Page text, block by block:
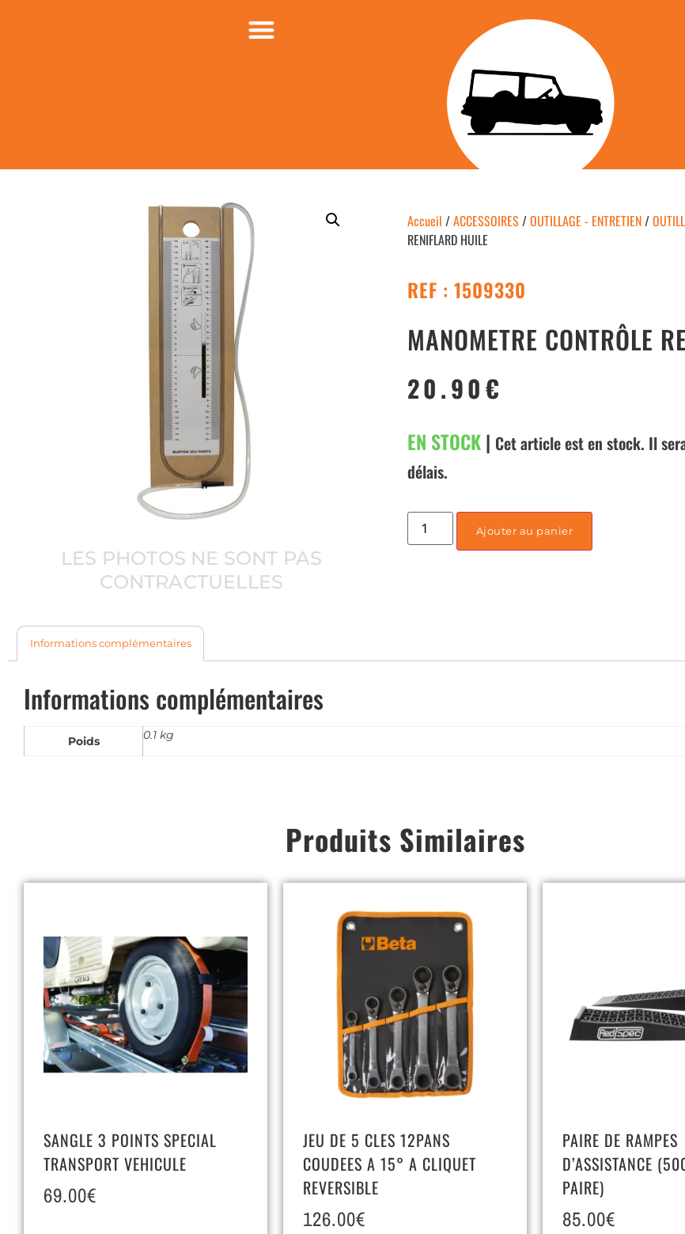
LES PHOTOS NE SONT PAS
CONTRACTUELLES
Accueil /ACCESSOIRES/OUTILLAGE - ENTRETIEN/
RENIFLARD HUILE
REF : 1509330
MANOMETRE CONTRÔLE
20.90€
EN STOCK| Cet article est en stock. Il
délais.
Ajouter au panier
Informations complémentaires
Informations complémentaires
Poids 0.1 kg
Produits Similaires
SANGLE 3 POINTS SPECIAL
TRANSPORT VEHICULE
69.00€
JEU DE 5 CLES 12PANS
COUDEES A 15° A CLIQUET
REVERSIBLE
126.00€
PAIRE DE RAMPES
D’ASSISTANCE
PAIRE)
85.00€